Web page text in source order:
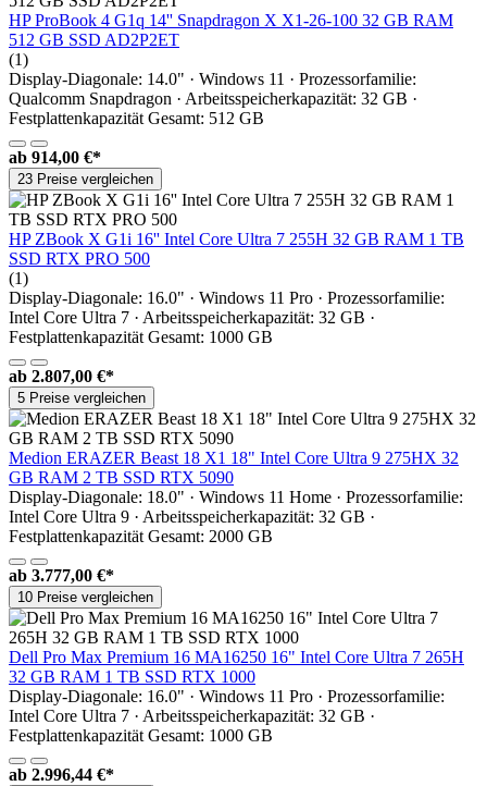
HP ProBook 4 G1q 14'' Snapdragon X X1-26-100 32 GB RAM
512 GB SSD AD2P2ET
(1)
Display-Diagonale: 14.0" · Windows 11 · Prozessorfamilie:
Qualcomm Snapdragon · Arbeitsspeicherkapazität: 32 GB ·
Festplattenkapazität Gesamt: 512 GB
ab 914,00 €*
23 Preise vergleichen
HP ZBook X G1i 16'' Intel Core Ultra 7 255H 32 GB RAM 1 TB
SSD RTX PRO 500
(1)
Display-Diagonale: 16.0" · Windows 11 Pro · Prozessorfamilie:
Intel Core Ultra 7 · Arbeitsspeicherkapazität: 32 GB ·
Festplattenkapazität Gesamt: 1000 GB
ab 2.807,00 €*
5 Preise vergleichen
Medion ERAZER Beast 18 X1 18" Intel Core Ultra 9 275HX 32
GB RAM 2 TB SSD RTX 5090
Display-Diagonale: 18.0" · Windows 11 Home · Prozessorfamilie:
Intel Core Ultra 9 · Arbeitsspeicherkapazität: 32 GB ·
Festplattenkapazität Gesamt: 2000 GB
ab 3.777,00 €*
10 Preise vergleichen
Dell Pro Max Premium 16 MA16250 16" Intel Core Ultra 7 265H
32 GB RAM 1 TB SSD RTX 1000
Display-Diagonale: 16.0" · Windows 11 Pro · Prozessorfamilie:
Intel Core Ultra 7 · Arbeitsspeicherkapazität: 32 GB ·
Festplattenkapazität Gesamt: 1000 GB
ab 2.996,44 €*